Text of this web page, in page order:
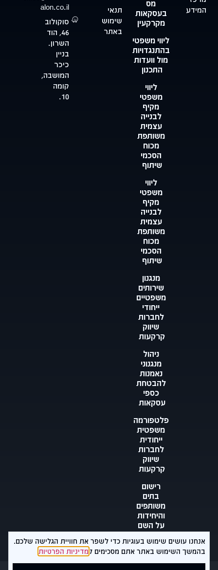
המידע
מס
בעסקאות
מקרקעין
ליווי משפטי
בהתנגדויות
מול וועדות
התכנון
ליווי
משפטי
מקיף
לבנייה
עצמית
משותפת
מכוח
הסכמי
שיתוף
ליווי
משפטי
מקיף
לבנייה
עצמית
משותפת
מכוח
הסכמי
שיתוף
מנגנון
שירותים
משפטיים
ייחודי
לחברות
שיווק
קרקעות
ניהול
מנגנוני
נאמנות
להבטחת
כספי
עסקאות
פלטפורמה
משפטית
ייחודית
לחברות
שיווק
קרקעות
רישום
בתים
משותפים
והיחידות
על השם
בעלי
הזכויות
תנאי
שימוש
באתר
alon.co.il
סוקולוב
46, הוד
השרון.
בניין
כיכר
המושבה,
קומה
10.
אנחנו עושים שימוש בעוגיות כדי לשפר את חוויית הגלישה שלכם.
בהמשך השימוש באתר אתם מסכימים ל מדיניות הפרטיות